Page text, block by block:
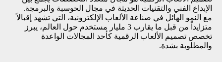
الإبداع الفني والتقنيات الحديثة في مجال الحوسبة والبرمجة.
مع النمو الهائل في صناعة الألعاب الإلكترونية، التي تشهد إقبالاً
متزايداً من قبل ما يقارب 3 مليار مستخدم حول العالم، يبرز
تخصص تصميم الألعاب الرقمية كأحد المجالات الواعدة
والمطلوبة بشدة.